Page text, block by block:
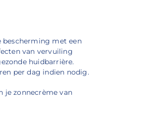
bescherming met een
van vervuiling
huidbarrière.
per dag indien nodig.
je zonnecrème van